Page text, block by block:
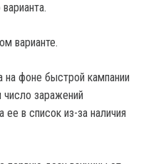
варианте.
на фоне быстрой кампании
число заражений
в список из-за наличия